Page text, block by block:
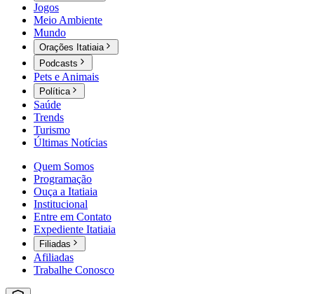
Jogos
Meio Ambiente
Mundo
Orações Itatiaia
Podcasts
Pets e Animais
Política
Saúde
Trends
Turismo
Últimas Notícias
Quem Somos
Programação
Ouça a Itatiaia
Institucional
Entre em Contato
Expediente Itatiaia
Filiadas
Afiliadas
Trabalhe Conosco